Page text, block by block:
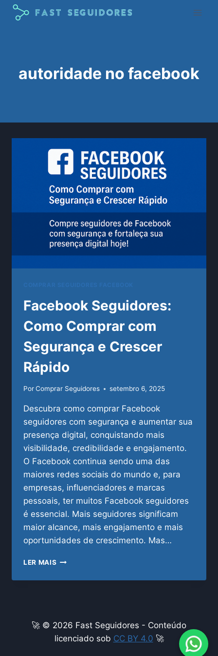
Pular
para
autoridade no facebook
Facebook Seguidores:
Como Comprar com
Segurança e Crescer
Rápido
PorComprar Seguidores setembro 6, 2025
Descubra como comprar Facebook
seguidores com segurança e aumentar sua
presença digital, conquistando mais
visibilidade, credibilidade e engajamento.
O Facebook continua sendo uma das
maiores redes sociais do mundo e, para
empresas, influenciadores e marcas
pessoais, ter muitos Facebook seguidores
é essencial. Mais seguidores significam
maior alcance, mais engajamento e mais
oportunidades de crescimento. Mas…
LER MAIS FACEBOOK
COMO
E
RÁPIDO
🚀 © 2026 Fast Seguidores - Conteúdo
licenciado sob CC BY 4.0 🚀